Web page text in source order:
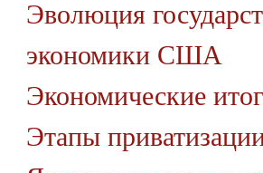
Эволюция
экономики США
Экономические
Этапы